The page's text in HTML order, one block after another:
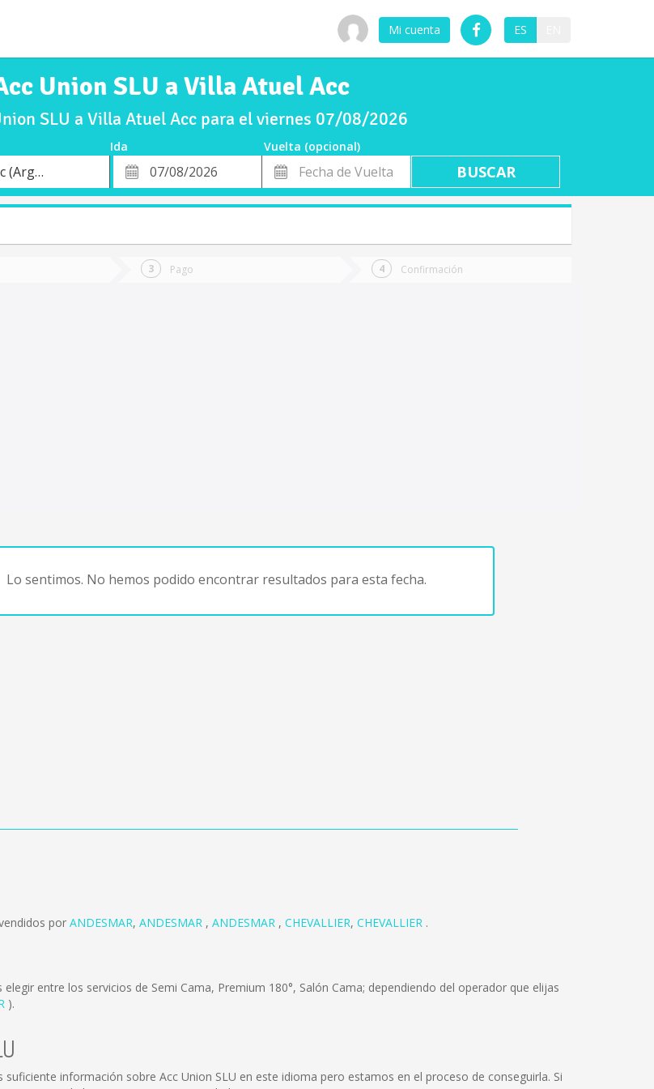
Mi cuenta ES
Union SLU a Villa Atuel Acc
SLU a Villa Atuel Acc para el viernes 07/08/2026
Ida
Vuelta (opcional)
Villa Atuel Acc (Argentina)
Fecha
de
Fecha
de
Vuelta
Pago Confirmación
Lo sentimos. No hemos podido encontrar resultados para esta fecha.
por ANDESMAR, ANDESMAR , ANDESMAR , CHEVALLIER, CHEVALLIER .
elegir entre los servicios de Semi Cama, Premium 180°, Salón Cama; dependiendo del operador que elijas
).
información sobre Acc Union SLU en este idioma pero estamos en el proceso de conseguirla. Si